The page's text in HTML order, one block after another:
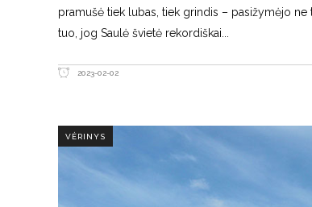
pramušė tiek lubas, tiek grindis – pasižymėjo
tuo, jog Saulė švietė rekordiškai
2023-02-02
VĖRINYS